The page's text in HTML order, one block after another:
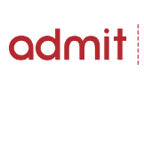
Siirry